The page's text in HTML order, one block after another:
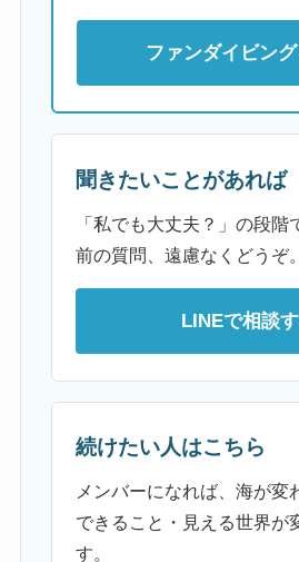
ファンダイビン
聞きたいことがあれば
「私でも大丈夫？」の段階
前の質問、遠慮なくどうぞ。
LINEで相談
続けたい人はこちら
メンバーになれば、海が変
できること・見える世界が
す。